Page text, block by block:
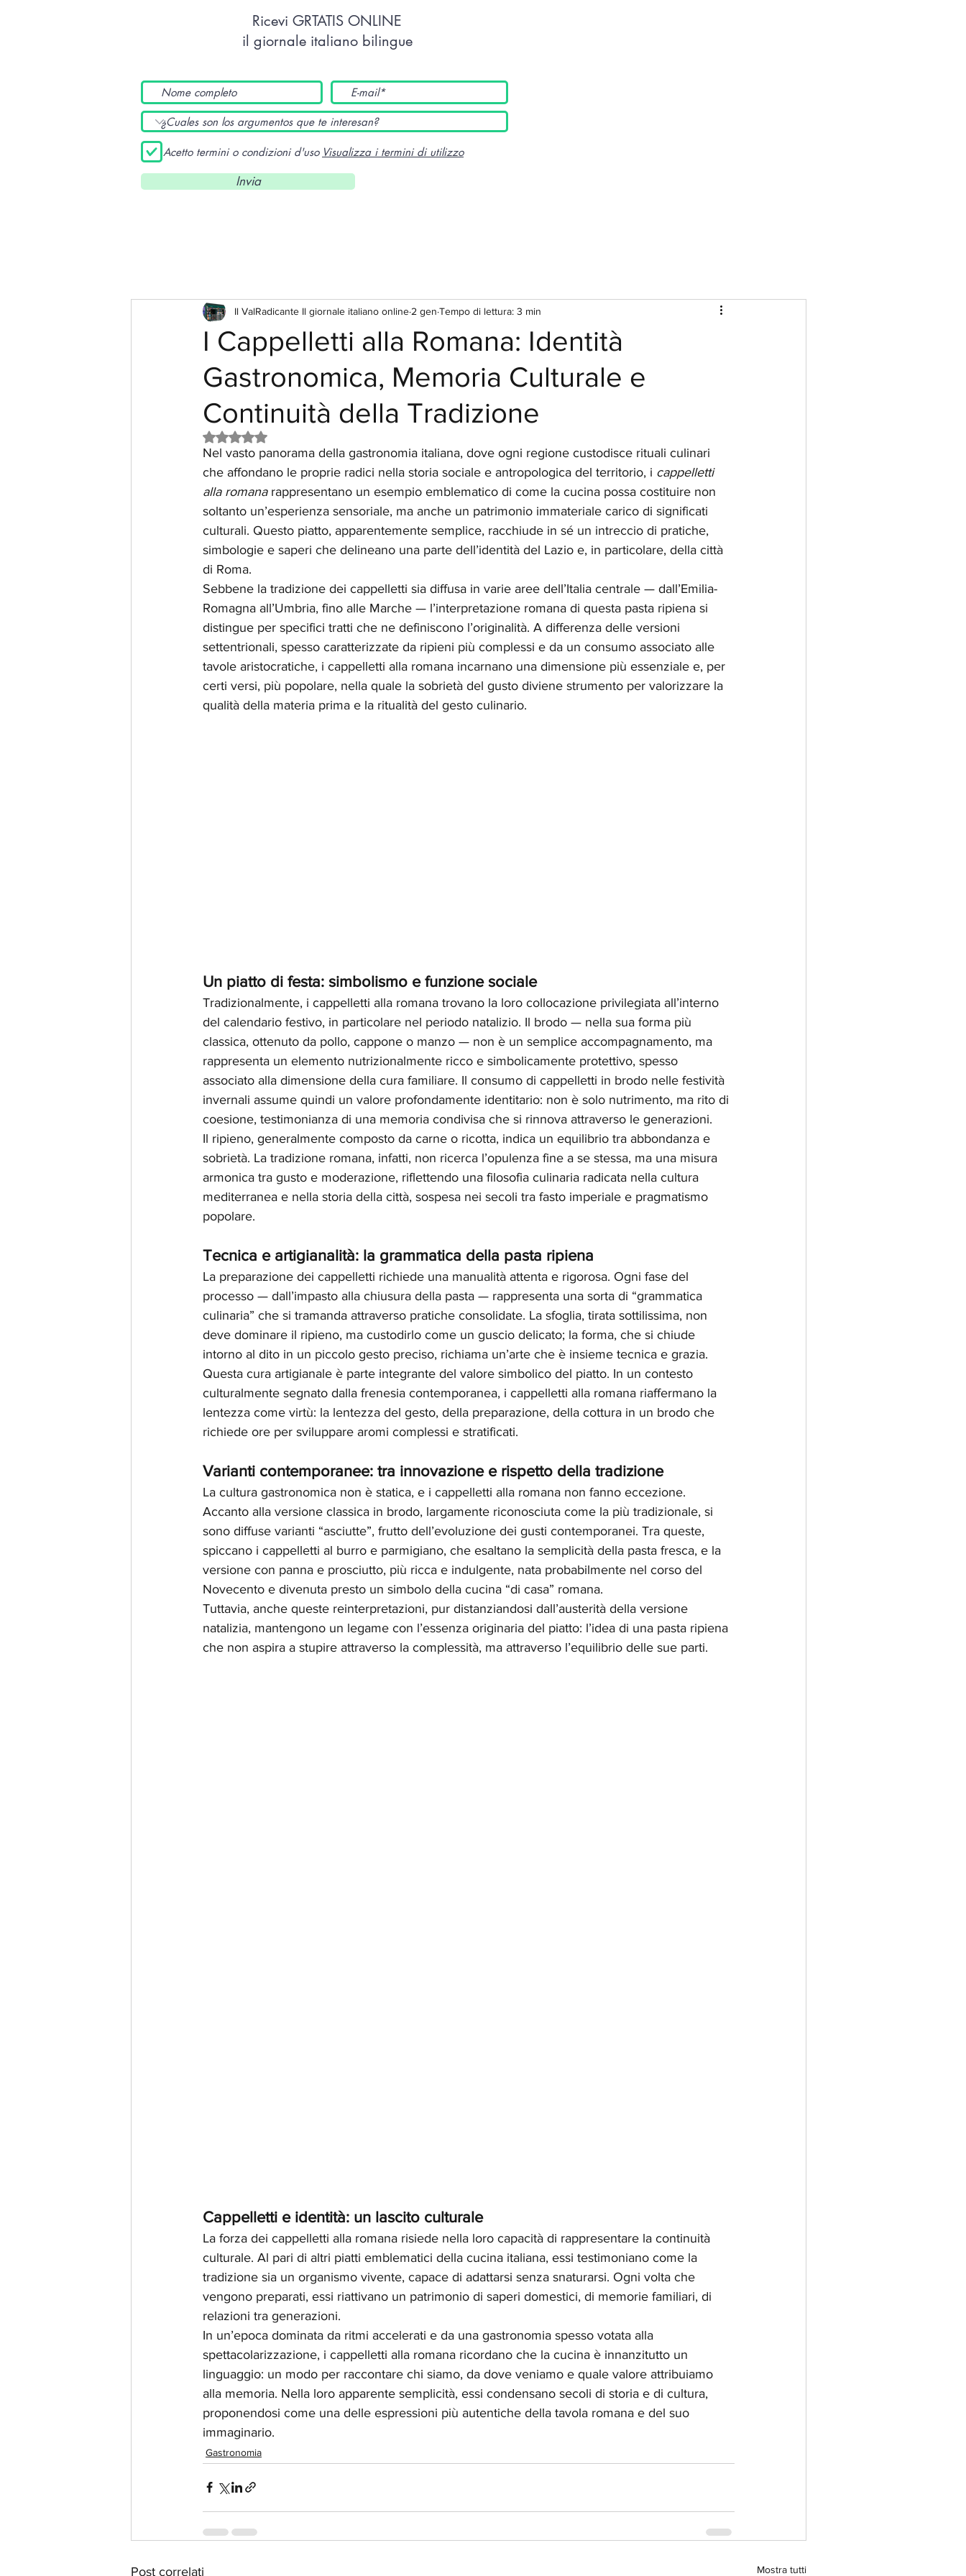
Ricevi GRTATIS ONLINE
il giornale italiano bilingue
Acetto termini o condizioni d'uso Visualizza i termini di utilizzo
Invia
I Cappelletti alla Romana: Identità
Gastronomica, Memoria Culturale e
Continuità della Tradizione
Il ValRadicante Il giornale italiano online 2 gen Tempo di lettura: 3 min
Valutazione NaN stelle su 5.
Nel vasto panorama della gastronomia italiana, dove ogni regione custodisce rituali culinari
che affondano le proprie radici nella storia sociale e antropologica del territorio, i cappelletti
alla romana rappresentano un esempio emblematico di come la cucina possa costituire non
soltanto un’esperienza sensoriale, ma anche un patrimonio immateriale carico di significati
culturali. Questo piatto, apparentemente semplice, racchiude in sé un intreccio di pratiche,
simbologie e saperi che delineano una parte dell’identità del Lazio e, in particolare, della città
di Roma.
Sebbene la tradizione dei cappelletti sia diffusa in varie aree dell’Italia centrale — dall’Emilia-
Romagna all’Umbria, fino alle Marche — l’interpretazione romana di questa pasta ripiena si
distingue per specifici tratti che ne definiscono l’originalità. A differenza delle versioni
settentrionali, spesso caratterizzate da ripieni più complessi e da un consumo associato alle
tavole aristocratiche, i cappelletti alla romana incarnano una dimensione più essenziale e, per
certi versi, più popolare, nella quale la sobrietà del gusto diviene strumento per valorizzare la
qualità della materia prima e la ritualità del gesto culinario.
Un piatto di festa: simbolismo e funzione sociale
Tradizionalmente, i cappelletti alla romana trovano la loro collocazione privilegiata all’interno
del calendario festivo, in particolare nel periodo natalizio. Il brodo — nella sua forma più
classica, ottenuto da pollo, cappone o manzo — non è un semplice accompagnamento, ma
rappresenta un elemento nutrizionalmente ricco e simbolicamente protettivo, spesso
associato alla dimensione della cura familiare. Il consumo di cappelletti in brodo nelle festività
invernali assume quindi un valore profondamente identitario: non è solo nutrimento, ma rito di
coesione, testimonianza di una memoria condivisa che si rinnova attraverso le generazioni.
Il ripieno, generalmente composto da carne o ricotta, indica un equilibrio tra abbondanza e
sobrietà. La tradizione romana, infatti, non ricerca l’opulenza fine a se stessa, ma una misura
armonica tra gusto e moderazione, riflettendo una filosofia culinaria radicata nella cultura
mediterranea e nella storia della città, sospesa nei secoli tra fasto imperiale e pragmatismo
popolare.
Tecnica e artigianalità: la grammatica della pasta ripiena
La preparazione dei cappelletti richiede una manualità attenta e rigorosa. Ogni fase del
processo — dall’impasto alla chiusura della pasta — rappresenta una sorta di “grammatica
culinaria” che si tramanda attraverso pratiche consolidate. La sfoglia, tirata sottilissima, non
deve dominare il ripieno, ma custodirlo come un guscio delicato; la forma, che si chiude
intorno al dito in un piccolo gesto preciso, richiama un’arte che è insieme tecnica e grazia.
Questa cura artigianale è parte integrante del valore simbolico del piatto. In un contesto
culturalmente segnato dalla frenesia contemporanea, i cappelletti alla romana riaffermano la
lentezza come virtù: la lentezza del gesto, della preparazione, della cottura in un brodo che
richiede ore per sviluppare aromi complessi e stratificati.
Varianti contemporanee: tra innovazione e rispetto della tradizione
La cultura gastronomica non è statica, e i cappelletti alla romana non fanno eccezione.
Accanto alla versione classica in brodo, largamente riconosciuta come la più tradizionale, si
sono diffuse varianti “asciutte”, frutto dell’evoluzione dei gusti contemporanei. Tra queste,
spiccano i cappelletti al burro e parmigiano, che esaltano la semplicità della pasta fresca, e la
versione con panna e prosciutto, più ricca e indulgente, nata probabilmente nel corso del
Novecento e divenuta presto un simbolo della cucina “di casa” romana.
Tuttavia, anche queste reinterpretazioni, pur distanziandosi dall’austerità della versione
natalizia, mantengono un legame con l’essenza originaria del piatto: l’idea di una pasta ripiena
che non aspira a stupire attraverso la complessità, ma attraverso l’equilibrio delle sue parti.
Cappelletti e identità: un lascito culturale
La forza dei cappelletti alla romana risiede nella loro capacità di rappresentare la continuità
culturale. Al pari di altri piatti emblematici della cucina italiana, essi testimoniano come la
tradizione sia un organismo vivente, capace di adattarsi senza snaturarsi. Ogni volta che
vengono preparati, essi riattivano un patrimonio di saperi domestici, di memorie familiari, di
relazioni tra generazioni.
In un’epoca dominata da ritmi accelerati e da una gastronomia spesso votata alla
spettacolarizzazione, i cappelletti alla romana ricordano che la cucina è innanzitutto un
linguaggio: un modo per raccontare chi siamo, da dove veniamo e quale valore attribuiamo
alla memoria. Nella loro apparente semplicità, essi condensano secoli di storia e di cultura,
proponendosi come una delle espressioni più autentiche della tavola romana e del suo
immaginario.
Gastronomia
Post correlati Mostra tutti